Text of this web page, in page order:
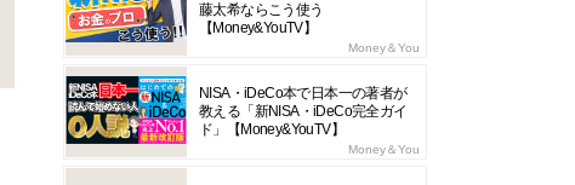
藤太希ならこう使う
【Money&YouTV】
Money＆You
NISA・iDeCo本で日本一の著者が
教える「新NISA・iDeCo完全ガイ
ド」【Money&YouTV】
Money＆You